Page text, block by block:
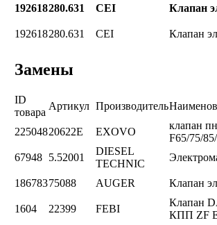
192618280.631 CEI Клапан
192618280.631 CEI Клапан
Замены
ID
товара
Артикул Производитель
22504820622E EXOVO
клапан
F65/75/
67948 5.52001
DIESEL
TECHNIC
18678375088 AUGER Клапан
1604
22399 FEBI
Клапан
КПП ZF